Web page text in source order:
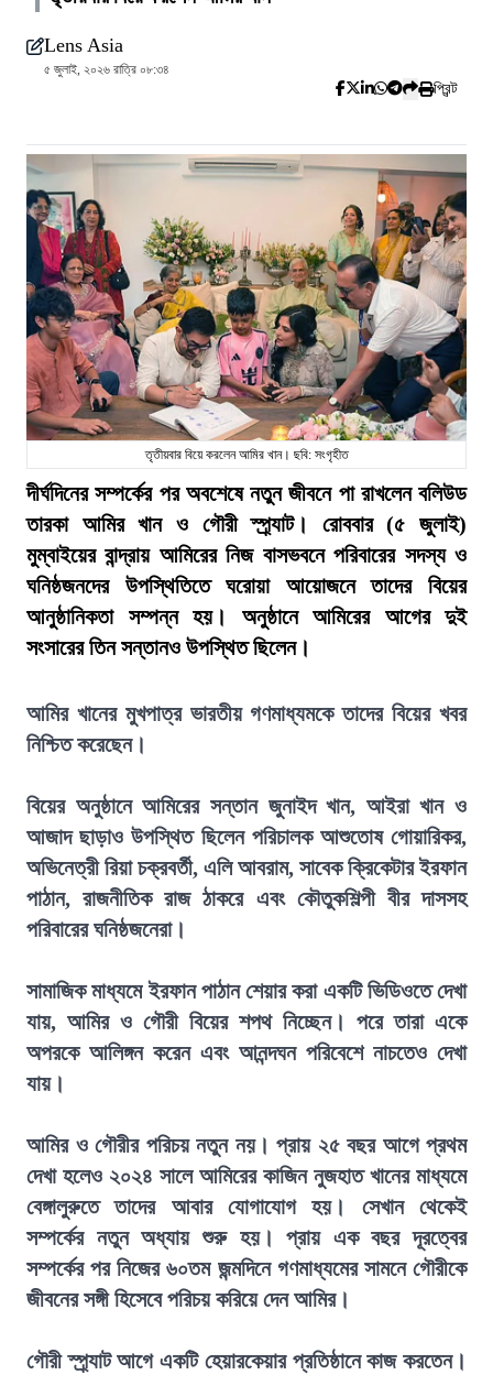
Lens Asia
৫ জুলাই, ২০২৬ রাত্রি ০৮:৩৪
প্রিন্ট
তৃতীয়বার বিয়ে করলেন আমির খান। ছবি: সংগৃহীত
দীর্ঘদিনের সম্পর্কের পর অবশেষে নতুন জীবনে পা রাখলেন বলিউড
তারকা আমির খান ও গৌরী স্প্র্যাট। রোববার (৫ জুলাই)
মুম্বাইয়ের বান্দ্রায় আমিরের নিজ বাসভবনে পরিবারের সদস্য ও
ঘনিষ্ঠজনদের উপস্থিতিতে ঘরোয়া আয়োজনে তাদের বিয়ের
আনুষ্ঠানিকতা সম্পন্ন হয়। অনুষ্ঠানে আমিরের আগের দুই
সংসারের তিন সন্তানও উপস্থিত ছিলেন।
আমির খানের মুখপাত্র ভারতীয় গণমাধ্যমকে তাদের বিয়ের খবর
নিশ্চিত করেছেন।
বিয়ের অনুষ্ঠানে আমিরের সন্তান জুনাইদ খান, আইরা খান ও
আজাদ ছাড়াও উপস্থিত ছিলেন পরিচালক আশুতোষ গোয়ারিকর,
অভিনেত্রী রিয়া চক্রবর্তী, এলি আবরাম, সাবেক ক্রিকেটার ইরফান
পাঠান, রাজনীতিক রাজ ঠাকরে এবং কৌতুকশিল্পী বীর দাসসহ
পরিবারের ঘনিষ্ঠজনেরা।
সামাজিক মাধ্যমে ইরফান পাঠান শেয়ার করা একটি ভিডিওতে দেখা
যায়, আমির ও গৌরী বিয়ের শপথ নিচ্ছেন। পরে তারা একে
অপরকে আলিঙ্গন করেন এবং আনন্দঘন পরিবেশে নাচতেও দেখা
যায়।
আমির ও গৌরীর পরিচয় নতুন নয়। প্রায় ২৫ বছর আগে প্রথম
দেখা হলেও ২০২৪ সালে আমিরের কাজিন নুজহাত খানের মাধ্যমে
বেঙ্গালুরুতে তাদের আবার যোগাযোগ হয়। সেখান থেকেই
সম্পর্কের নতুন অধ্যায় শুরু হয়। প্রায় এক বছর দূরত্বের
সম্পর্কের পর নিজের ৬০তম জন্মদিনে গণমাধ্যমের সামনে গৌরীকে
জীবনের সঙ্গী হিসেবে পরিচয় করিয়ে দেন আমির।
গৌরী স্প্র্যাট আগে একটি হেয়ারকেয়ার প্রতিষ্ঠানে কাজ করতেন।